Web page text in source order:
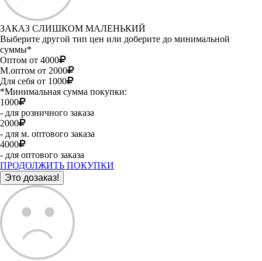
ЗАКАЗ СЛИШКОМ МАЛЕНЬКИЙ
Выберите другой тип цен или доберите до минимальной
суммы*
Оптом от 4000
М.оптом от 2000
Для себя от 1000
*Минимальная сумма покупки:
1000
- для розничного заказа
2000
- для м. оптового заказа
4000
- для оптового заказа
ПРОДОЛЖИТЬ ПОКУПКИ